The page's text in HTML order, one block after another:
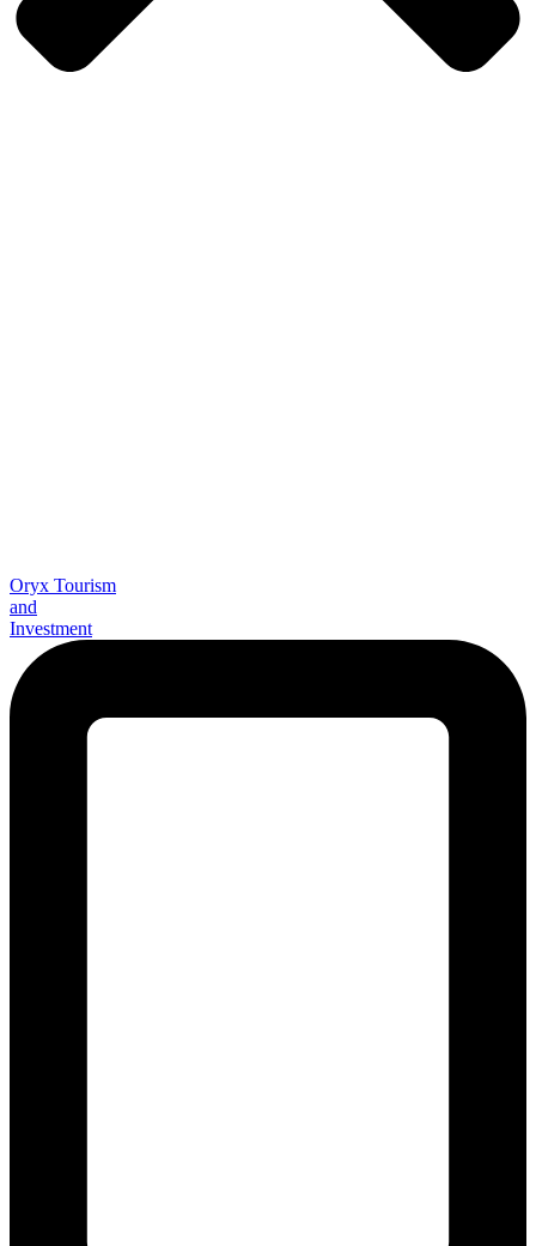
Oryx Tourism
and
Investment